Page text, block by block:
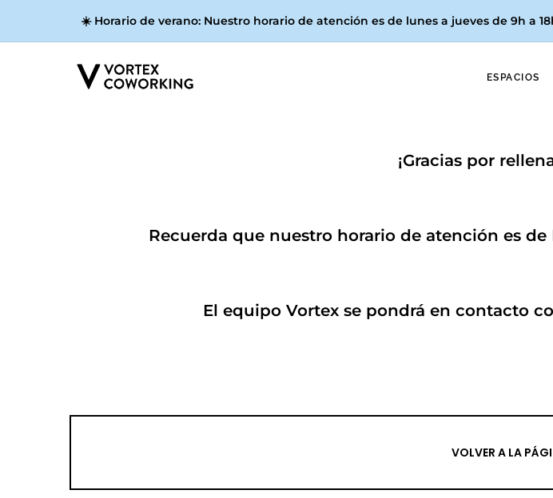
☀️ Horario de verano:Nuestro horario de atención es de lunes a jueves de 9h a
ESPACIOS
¡Gracias por
Recuerda que nuestro horario de atención es
El equipo Vortex se pondrá en contacto
VOLVER A LA